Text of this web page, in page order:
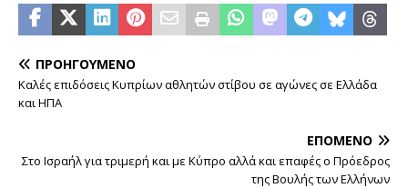
ΠΡΟΗΓΟΎΜΕΝΟ
Καλές επιδόσεις Κυπρίων αθλητών στίβου σε αγώνες σε Ελλάδα
και ΗΠΑ
ΕΠΌΜΕΝΟ
Στο Ισραήλ για τριμερή και με Κύπρο αλλά και επαφές ο Πρόεδρος
της Βουλής των Ελλήνων